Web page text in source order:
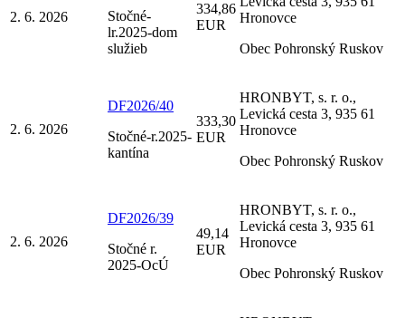
2. 6. 2026
Stočné-
lr.2025-dom
služieb
334,86
EUR
Hronovce
Obec Pohronský Ruskov
2. 6. 2026
DF2026/40
Stočné-r.2025-
kantína
333,30
EUR
HRONBYT, s. r. o.,
Levická cesta 3, 935 61
Hronovce
Obec Pohronský Ruskov
2. 6. 2026
DF2026/39
Stočné r.
2025-OcÚ
49,14
EUR
HRONBYT, s. r. o.,
Levická cesta 3, 935 61
Hronovce
Obec Pohronský Ruskov